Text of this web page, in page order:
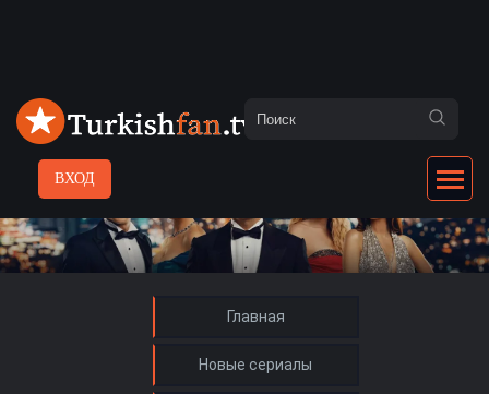
ВХОД
Главная
Новые сериалы